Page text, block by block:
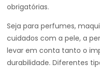
obrigatórias.
Seja para perfumes,
cuidados com a pele, a
levar em conta tanto o
durabilidade. Diferentes